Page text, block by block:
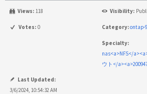
Views: 118 Visibility:
Votes: 0 Category:ontap-9
Specialty:
nas<a>NFS</
ウト</
Last Updated:
3/6/2024, 10:54:32 AM